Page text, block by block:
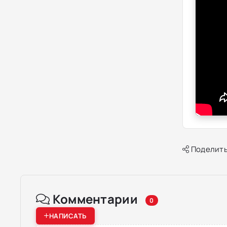
Комментарии 0
НАПИСАТЬ